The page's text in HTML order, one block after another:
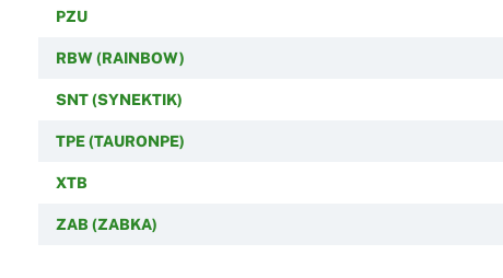
PZU
RBW (RAINBOW)
SNT (SYNEKTIK)
TPE (TAURONPE)
XTB
ZAB (ZABKA)